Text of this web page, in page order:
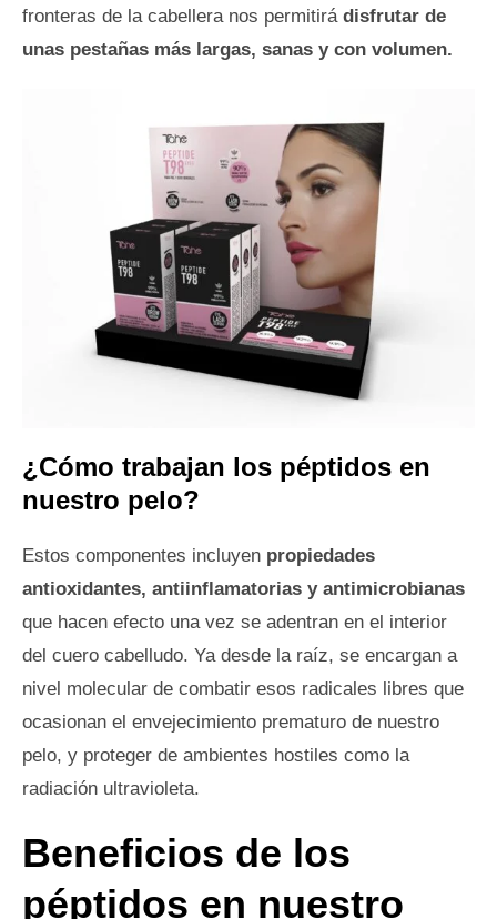
fronteras de la cabellera nos permitirá disfrutar de
unas pestañas más largas, sanas y con volumen.
¿Cómo trabajan los péptidos en
nuestro pelo?
Estos componentes incluyen propiedades
antioxidantes, antiinflamatorias y antimicrobianas
que hacen efecto una vez se adentran en el interior
del cuero cabelludo. Ya desde la raíz, se encargan a
nivel molecular de combatir esos radicales libres que
ocasionan el envejecimiento prematuro de nuestro
pelo, y proteger de ambientes hostiles como la
radiación ultravioleta.
Beneficios de los
péptidos en nuestro